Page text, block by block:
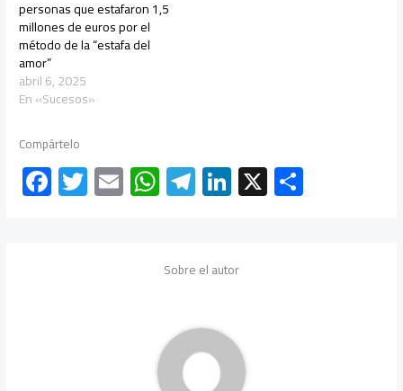
personas que estafaron 1,5
millones de euros por el
método de la “estafa del
amor”
abril 6, 2025
En «Sucesos»
Compártelo
F
ac
T
wi
E
m
W
h
s
p
p
Te
le
a
Li
nk
dI
X
Sobre el autor